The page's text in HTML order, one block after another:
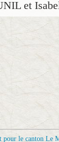
et
pour le canton Le